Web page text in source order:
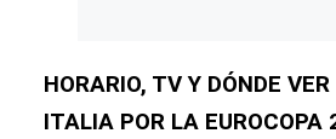
HORARIO, TV Y DÓNDE
ITALIA POR LA EUROCOPA